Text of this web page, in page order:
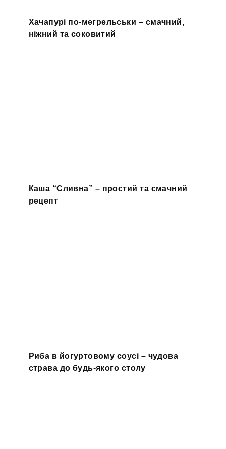
Хачапурі по-мегрельськи – смачний,
ніжний та соковитий
Каша “Сливна” – простий та смачний
рецепт
Риба в йогуртовому соусі – чудова
страва до будь-якого столу